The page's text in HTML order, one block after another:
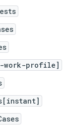
work-profile]